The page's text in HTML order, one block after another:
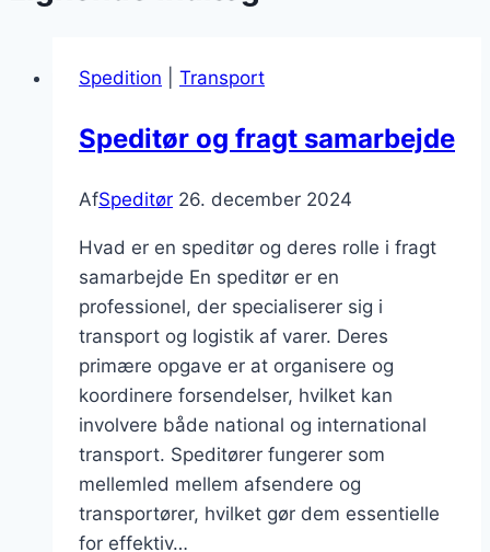
Spedition Transport
Speditør og fragt samarbejde
AfSpeditør 26. december 2024
Hvad er en speditør og deres rolle i fragt
samarbejde En speditør er en
professionel, der specialiserer sig i
transport og logistik af varer. Deres
primære opgave er at organisere og
koordinere forsendelser, hvilket kan
involvere både national og international
transport. Speditører fungerer som
mellemled mellem afsendere og
transportører, hvilket gør dem essentielle
for effektiv…